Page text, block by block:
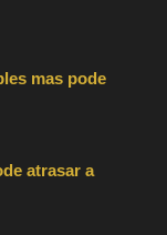
mas pode
atrasar a